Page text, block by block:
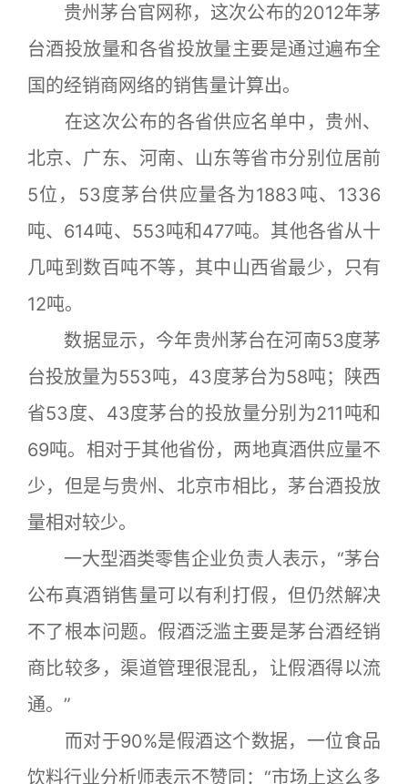
贵州茅台官网称，这次公布的2012年茅
台酒投放量和各省投放量主要是通过遍布全
国的经销商网络的销售量计算出。
在这次公布的各省供应名单中，贵州、
北京、广东、河南、山东等省市分别位居前
5位，53度茅台供应量各为1883吨、1336
吨、614吨、553吨和477吨。其他各省从十
几吨到数百吨不等，其中山西省最少，只有
12吨。
数据显示，今年贵州茅台在河南53度茅
台投放量为553吨，43度茅台为58吨；陕西
省53度、43度茅台的投放量分别为211吨和
69吨。相对于其他省份，两地真酒供应量不
少，但是与贵州、北京市相比，茅台酒投放
量相对较少。
一大型酒类零售企业负责人表示，“茅台
公布真酒销售量可以有利打假，但仍然解决
不了根本问题。假酒泛滥主要是茅台酒经销
商比较多，渠道管理很混乱，让假酒得以流
通。”
而对于90%是假酒这个数据，一位食品
饮料行业分析师表示不赞同：“市场上这么多